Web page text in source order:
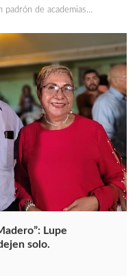
de academias…
Lupe
solo.